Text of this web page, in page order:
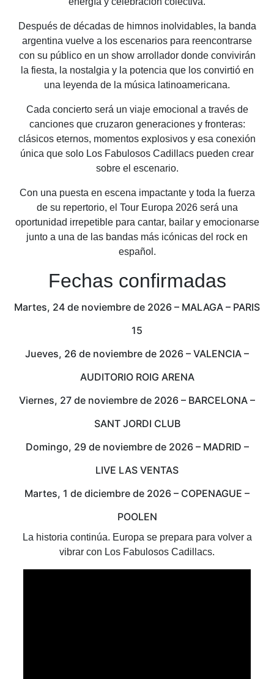
Después de décadas de himnos inolvidables, la banda
argentina vuelve a los escenarios para reencontrarse
con su público en un show arrollador donde convivirán
la fiesta, la nostalgia y la potencia que los convirtió en
una leyenda de la música latinoamericana.
Cada concierto será un viaje emocional a través de
canciones que cruzaron generaciones y fronteras:
clásicos eternos, momentos explosivos y esa conexión
única que solo Los Fabulosos Cadillacs pueden crear
sobre el escenario.
Con una puesta en escena impactante y toda la fuerza
de su repertorio, el Tour Europa 2026 será una
oportunidad irrepetible para cantar, bailar y emocionarse
junto a una de las bandas más icónicas del rock en
español.
Fechas confirmadas
Martes, 24 de noviembre de 2026 – MALAGA – PARIS
15
Jueves, 26 de noviembre de 2026 – VALENCIA –
AUDITORIO ROIG ARENA
Viernes, 27 de noviembre de 2026 – BARCELONA –
SANT JORDI CLUB
Domingo, 29 de noviembre de 2026 – MADRID –
LIVE LAS VENTAS
Martes, 1 de diciembre de 2026 – COPENAGUE –
POOLEN
La historia continúa. Europa se prepara para volver a
vibrar con Los Fabulosos Cadillacs.